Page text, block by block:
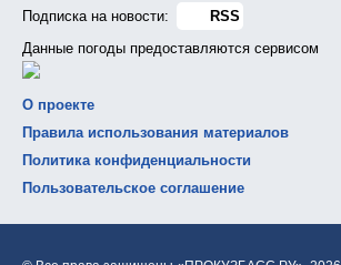
Подписка на новости:
RSS
Данные погоды предоставляются сервисом
О проекте
Правила использования материалов
Политика конфиденциальности
Пользовательское соглашение